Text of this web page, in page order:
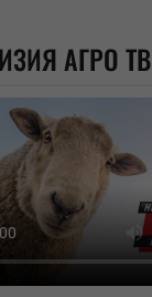
АГРО ТВ